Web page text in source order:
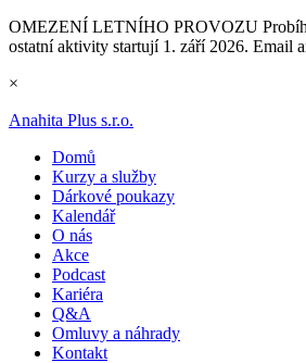
OMEZENÍ LETNÍHO PROVOZU
ostatní aktivity startují 1. září 2026. Email
×
Anahita Plus s.r.o.
Domů
Kurzy a služby
Dárkové poukazy
Kalendář
O nás
Akce
Podcast
Kariéra
Q&A
Omluvy a náhrady
Kontakt